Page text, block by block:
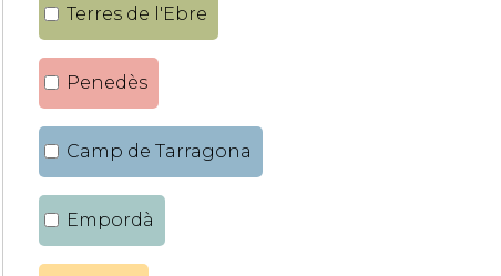
Terres de l'Ebre
Penedès
Camp de Tarragona
Empordà